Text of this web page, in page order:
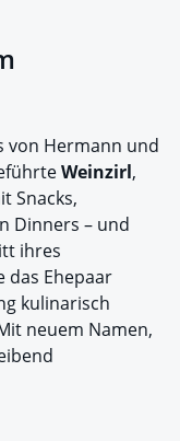
von Hermann und
Weinzirl,
Snacks,
Dinners – und
ihres
das Ehepaar
kulinarisch
neuem Namen,